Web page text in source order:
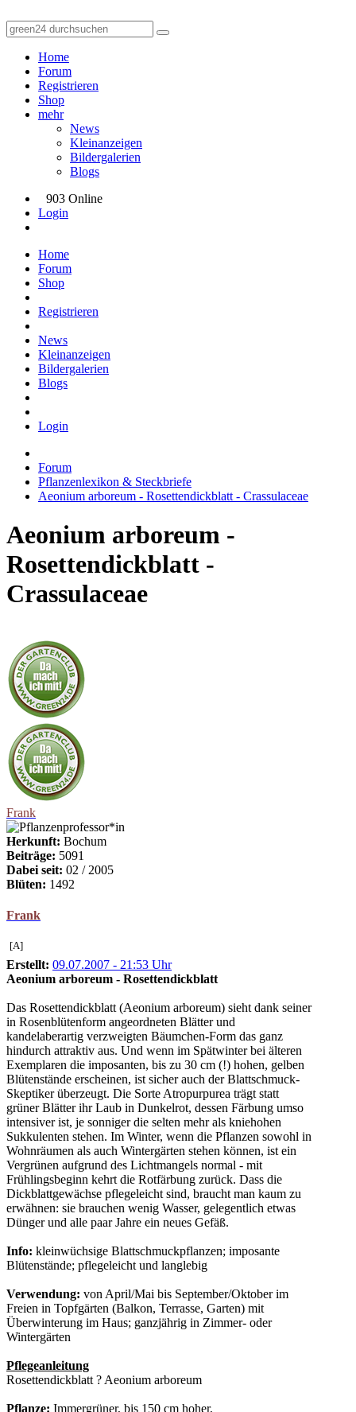
Home
Forum
Registrieren
Shop
mehr
News
Kleinanzeigen
Bildergalerien
Blogs
903 Online
Login
Home
Forum
Shop
Registrieren
News
Kleinanzeigen
Bildergalerien
Blogs
Login
Forum
Pflanzenlexikon & Steckbriefe
Aeonium arboreum - Rosettendickblatt - Crassulaceae
Aeonium arboreum -
Rosettendickblatt -
Crassulaceae
Frank
Herkunft: Bochum
Beiträge: 5091
Dabei seit: 02 / 2005
Blüten: 1492
Frank
[A]
Erstellt: 09.07.2007 - 21:53 Uhr
Aeonium arboreum - Rosettendickblatt
Das Rosettendickblatt (Aeonium arboreum) sieht dank seiner
in Rosenblütenform angeordneten Blätter und
kandelaberartig verzweigten Bäumchen-Form das ganz
hindurch attraktiv aus. Und wenn im Spätwinter bei älteren
Exemplaren die imposanten, bis zu 30 cm (!) hohen, gelben
Blütenstände erscheinen, ist sicher auch der Blattschmuck-
Skeptiker überzeugt. Die Sorte Atropurpurea trägt statt
grüner Blätter ihr Laub in Dunkelrot, dessen Färbung umso
intensiver ist, je sonniger die selten mehr als kniehohen
Sukkulenten stehen. Im Winter, wenn die Pflanzen sowohl in
Wohnräumen als auch Wintergärten stehen können, ist ein
Vergrünen aufgrund des Lichtmangels normal - mit
Frühlingsbeginn kehrt die Rotfärbung zurück. Dass die
Dickblattgewächse pflegeleicht sind, braucht man kaum zu
erwähnen: sie brauchen wenig Wasser, gelegentlich etwas
Dünger und alle paar Jahre ein neues Gefäß.
Info: kleinwüchsige Blattschmuckpflanzen; imposante
Blütenstände; pflegeleicht und langlebig
Verwendung: von April/Mai bis September/Oktober im
Freien in Topfgärten (Balkon, Terrasse, Garten) mit
Überwinterung im Haus; ganzjährig in Zimmer- oder
Wintergärten
Pflegeanleitung
Rosettendickblatt ? Aeonium arboreum
Pflanze: Immergrüner, bis 150 cm hoher,